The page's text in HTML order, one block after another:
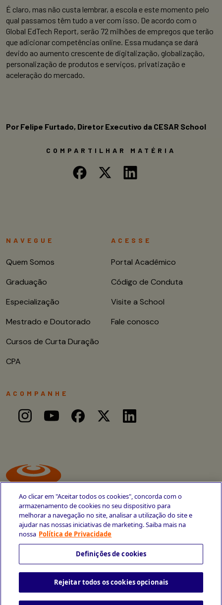
É claro, mas não custa lembrar, a escola e este momento pelo
qual passamos têm tudo a ver com isso. De acordo com o
Global EdTech Report, serão 72 milhões de empregos que terão
que adicionar competências online. Essa mudança se dará
devido ao aumento crescente de digitalização, globalização,
personalização de produtos e serviços, privatização e
aceleração do mercado.
Por Felipe Furtado, Diretor Executivo da CESAR School
COMPARTILHAR MATÉRIA
Avenida Cais do Apolo, 77
+55 81 3419-6700
Política de Privacidade Portal da Privacidade
NAVEGUE
Quem Somos
Graduação
Especialização
Mestrado e Doutorado
Cursos de Curta Duração
CPA
ACESSE
Portal Acadêmico
Código de Conduta
Visite a School
Fale conosco
ACOMPANHE
Ao clicar em "Aceitar todos os cookies", concorda com o
armazenamento de cookies no seu dispositivo para
melhorar a navegação no site, analisar a utilização do site e
ajudar nas nossas iniciativas de marketing. Saiba mais na
nossa Política de Privacidade
Definições de cookies
Rejeitar todos os cookies opcionais